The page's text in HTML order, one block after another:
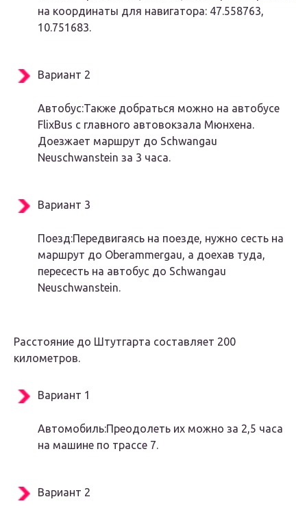
на координаты для навигатора: 47.558763,
10.751683.
Вариант 2
Автобус:Также добраться можно на автобусе
FlixBus с главного автовокзала Мюнхена.
Доезжает маршрут до Schwangau
Neuschwanstein за 3 часа.
Вариант 3
Поезд:Передвигаясь на поезде, нужно сесть на
маршрут до Oberammergau, а доехав туда,
пересесть на автобус до Schwangau
Neuschwanstein.
Расстояние до Штутгарта составляет 200
километров.
Вариант 1
Автомобиль:Преодолеть их можно за 2,5 часа
на машине по трассе 7.
Вариант 2